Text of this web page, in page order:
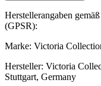
Herstellerangaben
(GPSR):
Marke: Victoria
Hersteller: Victoria
Stuttgart, Germany